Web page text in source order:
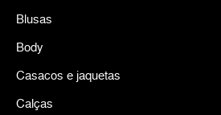
Blusas
Body
Casacos e jaquetas
Calças